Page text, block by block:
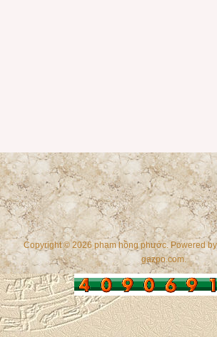
Copyright © 2026 phạm hồng phước. Powered
gazpo.com.